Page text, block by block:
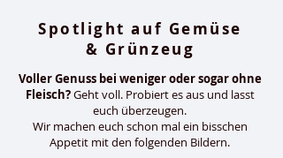
Spotlight auf Gemüse
& Grünzeug
Voller Genuss bei weniger oder sogar ohne
Fleisch?Geht voll. Probiert es aus und lasst
euch überzeugen.
Wir machen euch schon mal ein bisschen
Appetit mit den folgenden Bildern.